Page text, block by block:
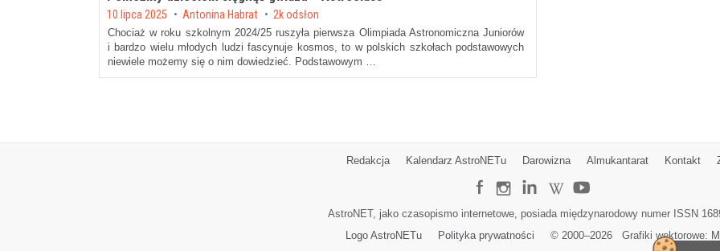
Posted on
10 lipca 2025 by Antonina Habrat 2k odsłon
Chociaż w roku szkolnym 2024/25 ruszyła pierwsza Olimpiada Astronomiczna Juniorów
i bardzo wielu młodych ludzi fascynuje kosmos, to w polskich szkołach podstawowych
niewiele możemy się o nim dowiedzieć. Podstawowym …
Redakcja Kalendarz AstroNETu Darowizna Almukantarat Kontakt
AstroNET, jako czasopismo internetowe, posiada międzynarodowy numer ISSN
Logo AstroNETu
Polityka prywatności © 2000–2026 Grafiki wektorowe: